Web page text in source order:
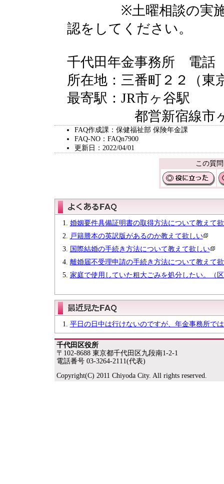
※土曜相談の実施日
認をしてください。
千代田年金事務所 電話
所在地：三番町２２（東
最寄駅：JR市ヶ谷駅
都営新宿線市ヶ
FAQ作成課：保健福祉部 保険年金課
FAQ-NO：FAQn7900
更新日：2022/04/01
この質
婚姻要件具備証明書の取得方法について教えて
戸籍謄本の英訳版があるのか教えて欲しい
国際結婚の手続き方法について教えて欲しい
離婚届不受理申請の手続き方法について教えて
家庭で使用していた粗大ごみを処分したい。（
平日の日中は行けないのですが、年金事務所で
千代田区役所
〒102-8688 東京都千代田区九段南1-2-1
電話番号 03-3264-2111(代表)
Copyright(C) 2011 Chiyoda City. All rights reserved.